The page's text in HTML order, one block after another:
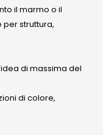
il marmo o il
struttura,
di massima del
di colore,